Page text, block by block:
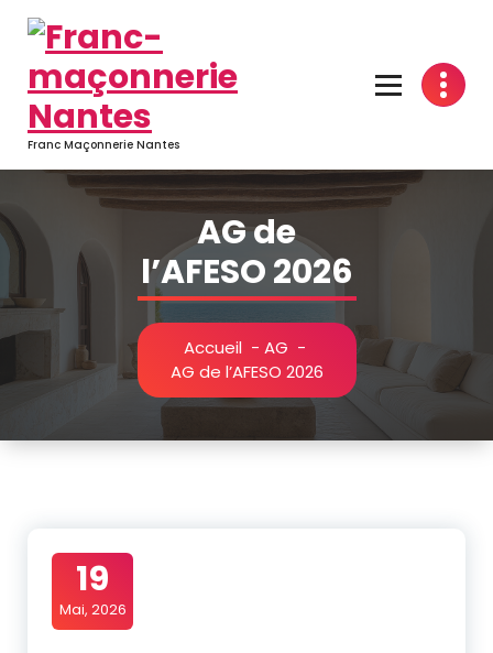
contenu
Franc Maçonnerie Nantes
AG de
l’AFESO 2026
Accueil- AG -
AG de l’AFESO 2026
19
Mai, 2026